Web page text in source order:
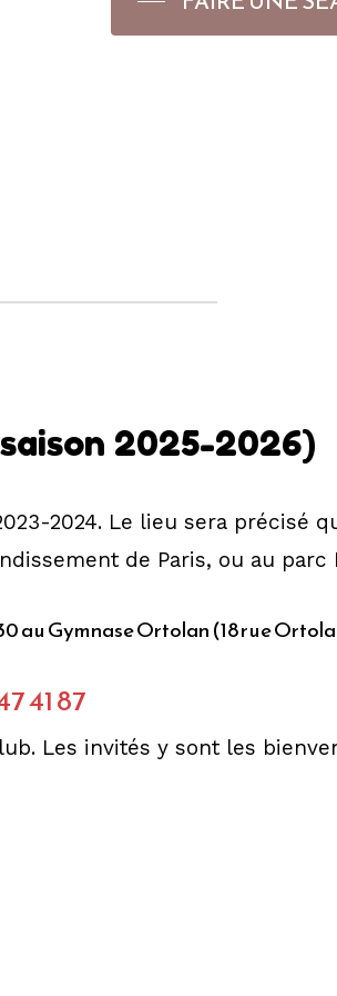
2025-2026)
2024. Le lieu sera précisé
de Paris, ou au parc
au Gymnase Ortolan (18 rue
41 87
Les invités y sont les